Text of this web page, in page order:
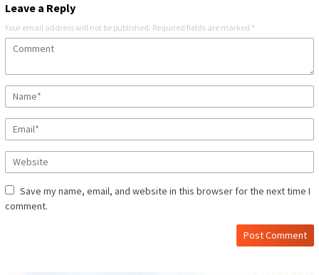
Leave a Reply
Your email address will not be published. Required fields are marked *
Save my name, email, and website in this browser for the next time I
comment.